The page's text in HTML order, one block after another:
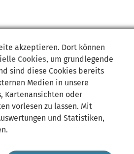
akzeptieren. Dort können
Cookies, um grundlegende
sind diese Cookies bereits
Medien in unsere
Kartenansichten oder
vorlesen zu lassen. Mit
und Statistiken,